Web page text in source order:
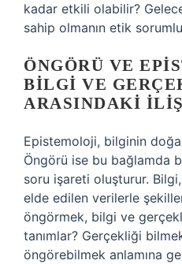
kadar etkili olabilir?
sahip olmanın etik
ÖNGÖRÜ VE
BILGI VE
ARASINDAKI
Epistemoloji, bilginin
Öngörü ise bu bağlamda
soru işareti oluşturur.
elde edilen verilerle
öngörmek, bilgi ve
tanımlar? Gerçekliği
öngörebilmek anlamına